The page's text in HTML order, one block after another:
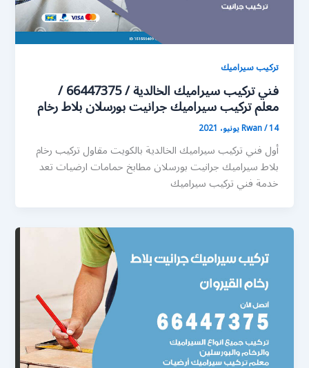
تركيب سيراميك
فني تركيب سيراميك الخالدية / 66447375 /
معلم تركيب سيراميك جرانيت بورسلان بلاط رخام
Rwan/14 يونيو، 2021
أول فني تركيب سيراميك الخالدية بالكويت مقاول تركيب رخام
بلاط سيراميك جرانيت بورسلان مطابخ حمامات ارضيات تعد
خدمة فني تركيب سيراميك